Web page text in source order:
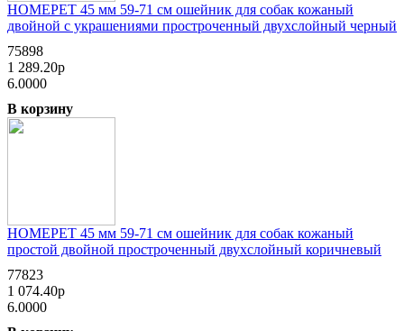
HOMEPET 45 мм 59-71 см ошейник для собак кожаный
двойной с украшениями простроченный двухслойный черный
75898
1 289.20р
6.0000
В корзину
HOMEPET 45 мм 59-71 см ошейник для собак кожаный
простой двойной простроченный двухслойный коричневый
77823
1 074.40р
6.0000